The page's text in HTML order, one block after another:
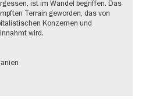
ist im Wandel begriffen. Das
Terrain geworden, das von
Konzernen und
wird.